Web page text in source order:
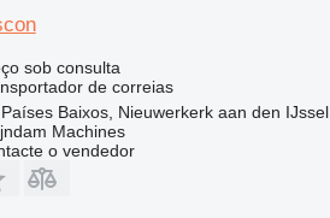
sob consulta
de correias
Países Baixos, Nieuwerkerk aan den IJssel
Machines
o vendedor